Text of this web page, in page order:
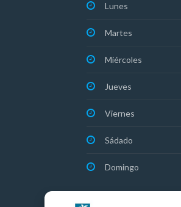
Lunes
Martes
Miércoles
Jueves
Viernes
Sádado
Domingo